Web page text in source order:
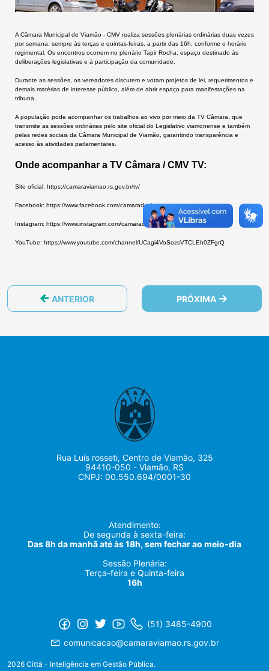
A Câmara Municipal de Viamão - CMV realiza sessões plenárias ordinárias duas vezes
por semana, sempre às terças e quintas-feiras, a partir das 16h, conforme o horário
regimental. Os encontros ocorrem no plenário Tapir Rocha, espaço destinado às
deliberações legislativas e à participação da comunidade.
Durante as sessões, os vereadores discutem e votam projetos de lei, requerimentos e
demais matérias de interesse público, além de abrir espaço para manifestações na
tribuna.
A população pode acompanhar os trabalhos ao vivo por meio da TV Câmara, que
transmite as sessões ordinárias pelo site oficial do Legislativo viamonense e também
pelas redes sociais da Câmara Municipal de Viamão, garantindo transparência e
acesso às atividades parlamentares.
Onde acompanhar a TV Câmara / CMV TV:
Site oficial: https://camaraviamao.rs.gov.br/tv/
Facebook: https://www.facebook.com/camaradeviamao
Instagram: https://www.instagram.com/camaradeviamao/
YouTube: https://www.youtube.com/channel/UCagi4VoSozsVTCLEh0ZFgrQ
ANTERIOR PRÓXIMA
Rua Luís rosseti, Centro de Viamão, 325
94410-050 - Viamão, RS
CNPJ: 00.550.694/0001-30
Atendimento:
De segunda à sexta-feira:
Das 8h da manhã até às 18h, sem fechar ao meio-dia
Sessão Plenária:
Terça-feira e Quinta-feira
16h
(51) 3485-4900
comunicacao@camaraviamao.rs.gov.br
2026 Città - Inteligência em Gestão Pública.